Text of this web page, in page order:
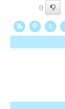
()
X